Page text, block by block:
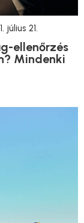
július 21.
ellenőrzés
Mindenki